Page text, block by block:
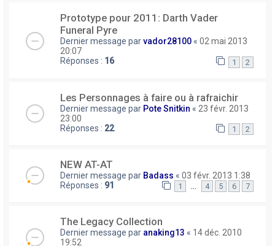
Prototype pour 2011: Darth Vader
Funeral Pyre
Dernier message parvador28100 « 02 mai 2013
20:07
Réponses : 16 1 2
Les Personnages à faire ou à rafraichir
Dernier message par Pote Snitkin « 23 févr. 2013
23:00
Réponses : 22 1 2
NEW AT-AT
Dernier message par Badass « 03 févr. 2013 1:38
Réponses : 91 1 4 5 6 7
The Legacy Collection
Dernier message par anaking13 « 14 déc. 2010
19:52